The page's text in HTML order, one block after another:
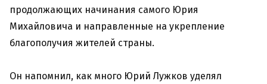
продолжающих начинания самого Юрия
Михайловича и направленные на укрепление
благополучия жителей страны.
Он напомнил, как много Юрий Лужков уделял